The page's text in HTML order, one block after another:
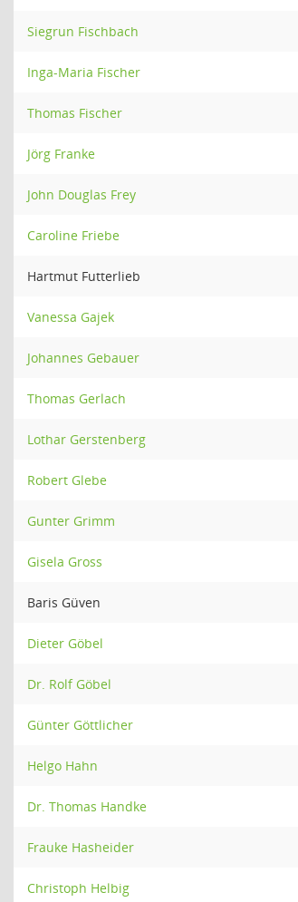
Siegrun Fischbach
Inga-Maria Fischer
Thomas Fischer
Jörg Franke
John Douglas Frey
Caroline Friebe
Hartmut Futterlieb
Vanessa Gajek
Johannes Gebauer
Thomas Gerlach
Lothar Gerstenberg
Robert Glebe
Gunter Grimm
Gisela Gross
Baris Güven
Dieter Göbel
Dr. Rolf Göbel
Günter Göttlicher
Helgo Hahn
Dr. Thomas Handke
Frauke Hasheider
Christoph Helbig